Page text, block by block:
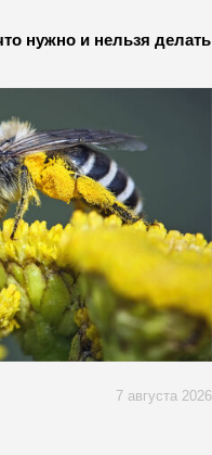
нужно и нельзя делать
7 августа 2026